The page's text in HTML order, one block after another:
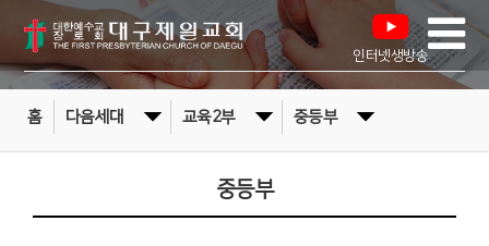
인터넷생방송
홈 다음세대 교육2부 중등부
중등부